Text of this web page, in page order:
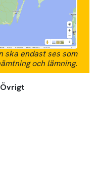
ska endast ses som
och lämning.